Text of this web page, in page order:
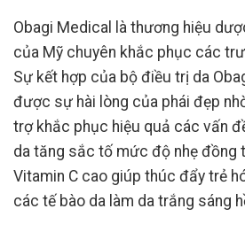
Obagi Medical là thương hiệu
của Mỹ chuyên khắc phục các
Sự kết hợp của bộ điều trị da
được sự hài lòng của phái đẹp
trợ khắc phục hiệu quả các vấn
da tăng sắc tố mức độ nhẹ đồng
Vitamin C cao giúp thúc đẩy trẻ
các tế bào da làm da trắng sáng